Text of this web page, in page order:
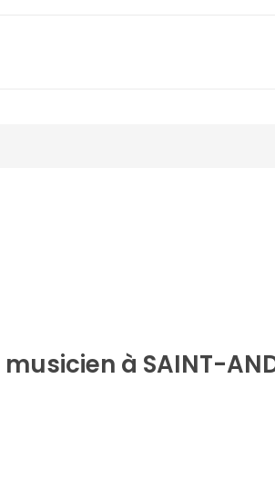
musicien à SAINT-